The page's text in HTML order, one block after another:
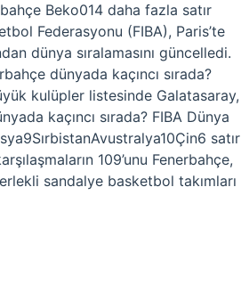
Beko014 daha fazla satır
Federasyonu (FIBA), Paris’te
dünya sıralamasını güncelledi.
dünyada kaçıncı sırada?
kulüpler listesinde Galatasaray,
kaçıncı sırada? FIBA Dünya
satır
109’unu Fenerbahçe,
sandalye basketbol takımları